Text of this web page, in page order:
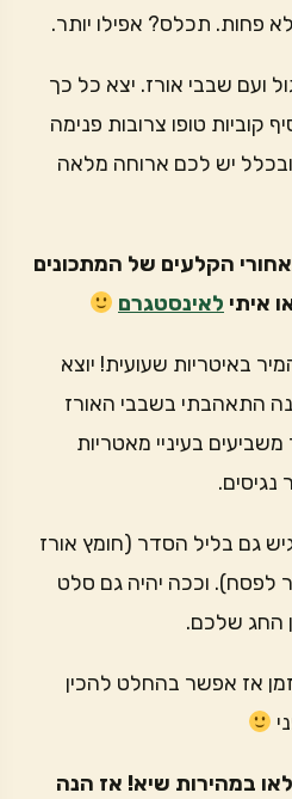
פחות. תכלס? אפילו יותר.
ועם שבבי אורז. יצא כל כך
קוביות טופו צרובות פנימה
יש לכם ארוחה מלאה
הקלעים של המתכונים
איתי לאינסטגרם
באיטריות שעועית! יוצא
התאהבתי בשבבי האורז
בעיניי מאטריות
נגיסים.
גם בליל הסדר (חומץ אורז
לפסח). וככה יהיה גם סלט
החג שלכם.
אז אפשר בהחלט להכין
במהירות שיא! אז הנה